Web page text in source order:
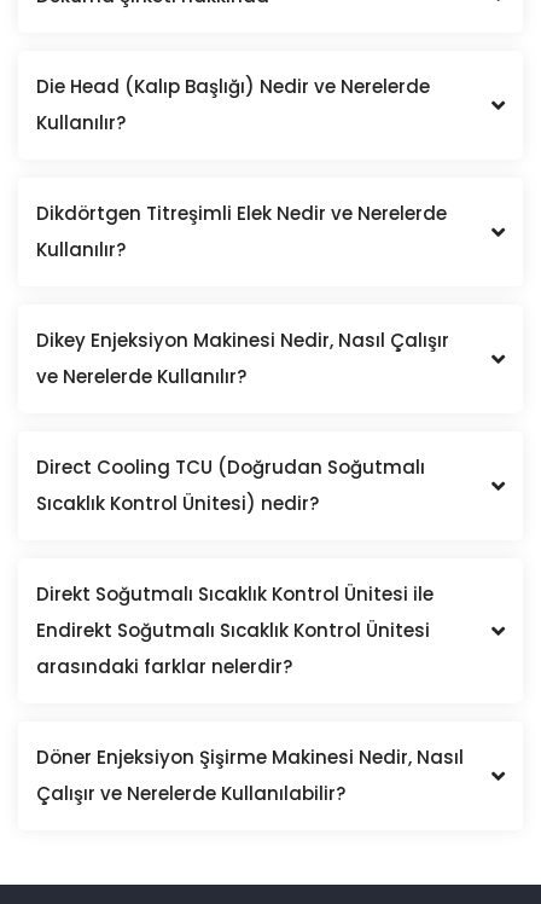
Die Head (Kalıp Başlığı) Nedir ve Nerelerde
Kullanılır?
Dikdörtgen Titreşimli Elek Nedir ve Nerelerde
Kullanılır?
Dikey Enjeksiyon Makinesi Nedir, Nasıl Çalışır
ve Nerelerde Kullanılır?
Direct Cooling TCU (Doğrudan Soğutmalı
Sıcaklık Kontrol Ünitesi) nedir?
Direkt Soğutmalı Sıcaklık Kontrol Ünitesi ile
Endirekt Soğutmalı Sıcaklık Kontrol Ünitesi
arasındaki farklar nelerdir?
Döner Enjeksiyon Şişirme Makinesi Nedir, Nasıl
Çalışır ve Nerelerde Kullanılabilir?